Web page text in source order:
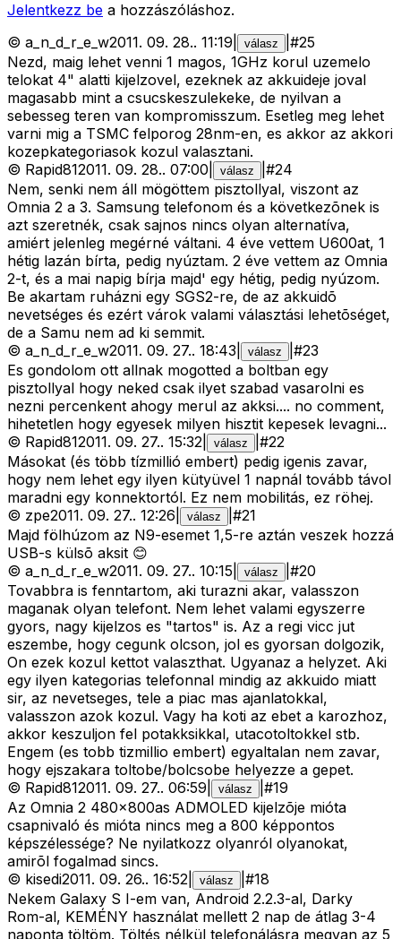
Jelentkezz be a hozzászóláshoz.
© a_n_d_r_e_w2011. 09. 28.. 11:19 válasz #25
Nezd, maig lehet venni 1 magos, 1GHz korul uzemelo
telokat 4" alatti kijelzovel, ezeknek az akkuideje joval
magasabb mint a csucskeszulekeke, de nyilvan a
sebesseg teren van kompromisszum. Esetleg meg lehet
varni mig a TSMC felporog 28nm-en, es akkor az akkori
kozepkategoriasok kozul valasztani.
© Rapid812011. 09. 28.. 07:00 válasz #24
Nem, senki nem áll mögöttem pisztollyal, viszont az
Omnia 2 a 3. Samsung telefonom és a következõnek is
azt szeretnék, csak sajnos nincs olyan alternatíva,
amiért jelenleg megérné váltani. 4 éve vettem U600at, 1
hétig lazán bírta, pedig nyúztam. 2 éve vettem az Omnia
2-t, és a mai napig bírja majd' egy hétig, pedig nyúzom.
Be akartam ruházni egy SGS2-re, de az akkuidõ
nevetséges és ezért várok valami választási lehetõséget,
de a Samu nem ad ki semmit.
© a_n_d_r_e_w2011. 09. 27.. 18:43 válasz #23
Es gondolom ott allnak mogotted a boltban egy
pisztollyal hogy neked csak ilyet szabad vasarolni es
nezni percenkent ahogy merul az akksi.... no comment,
hihetetlen hogy egyesek milyen hisztit kepesek levagni...
© Rapid812011. 09. 27.. 15:32 válasz #22
Másokat (és több tízmillió embert) pedig igenis zavar,
hogy nem lehet egy ilyen kütyüvel 1 napnál tovább távol
maradni egy konnektortól. Ez nem mobilitás, ez röhej.
© zpe2011. 09. 27.. 12:26 válasz #21
Majd fölhúzom az N9-esemet 1,5-re aztán veszek hozzá
USB-s külsõ aksit 😊
© a_n_d_r_e_w2011. 09. 27.. 10:15 válasz #20
Tovabbra is fenntartom, aki turazni akar, valasszon
maganak olyan telefont. Nem lehet valami egyszerre
gyors, nagy kijelzos es "tartos" is. Az a regi vicc jut
eszembe, hogy cegunk olcson, jol es gyorsan dolgozik,
On ezek kozul kettot valaszthat. Ugyanaz a helyzet. Aki
egy ilyen kategorias telefonnal mindig az akkuido miatt
sir, az nevetseges, tele a piac mas ajanlatokkal,
valasszon azok kozul. Vagy ha koti az ebet a karozhoz,
akkor keszuljon fel potakksikkal, utacotoltokkel stb.
Engem (es tobb tizmillio embert) egyaltalan nem zavar,
hogy ejszakara toltobe/bolcsobe helyezze a gepet.
© Rapid812011. 09. 27.. 06:59 válasz #19
Az Omnia 2 480x800as ADMOLED kijelzõje mióta
csapnivaló és mióta nincs meg a 800 képpontos
képszélessége? Ne nyilatkozz olyanról olyanokat,
amirõl fogalmad sincs.
© kisedi2011. 09. 26.. 16:52 válasz #18
Nekem Galaxy S I-em van, Android 2.2.3-al, Darky
Rom-al, KEMÉNY használat mellett 2 nap de átlag 3-4
naponta töltöm. Töltés nélkül telefonálásra megvan az 5